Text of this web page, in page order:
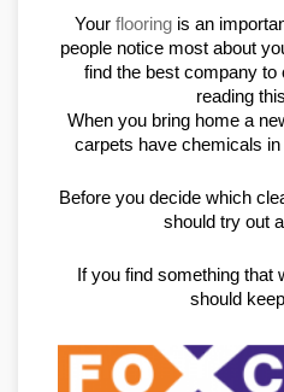
Your flooring is an
people notice most about
find the best company to
reading
When you bring home a
carpets have chemicals
Before you decide which
should try out
If you find something that
should